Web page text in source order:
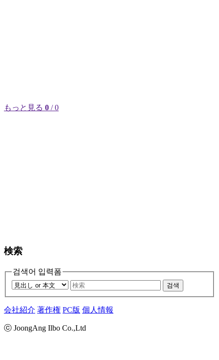
もっと見る 0 / 0
検索
검색어 입력폼
검색
会社紹介 著作権 PC版 個人情報
ⓒ JoongAng Ilbo Co.,Ltd